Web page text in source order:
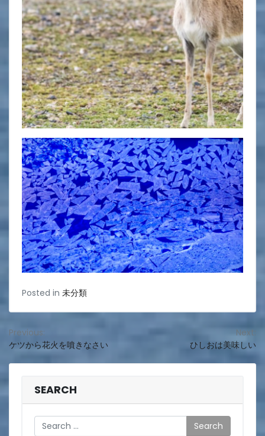
Posted in 未分類
投
稿
Previous:
ケツから花火を噴きなさい
Next:
ひしおは美味しい
SEARCH
Search